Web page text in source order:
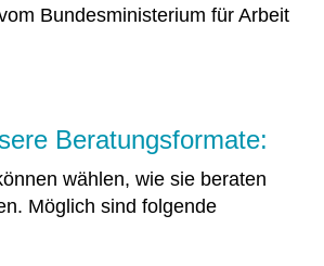
Bundesministerium für Arbeit
Beratungsformate:
wählen, wie sie beraten
Möglich sind folgende